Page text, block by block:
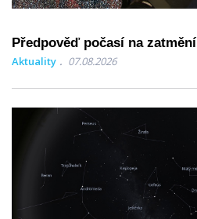
Předpověď počasí na zatmění
Aktuality 07.08.2026